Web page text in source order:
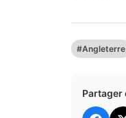
#Angleterre
Partager